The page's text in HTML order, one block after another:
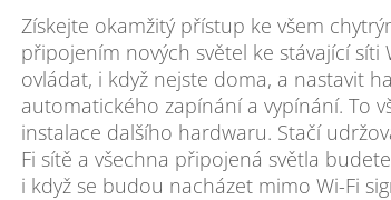
Získejte okamžitý přístup ke všem
připojením nových světel ke stávající síti
ovládat, i když nejste doma, a nastavit
automatického zapínání a vypínání. To
instalace dalšího hardwaru. Stačí
Fi sítě a všechna připojená světla
i když se budou nacházet mimo Wi-Fi